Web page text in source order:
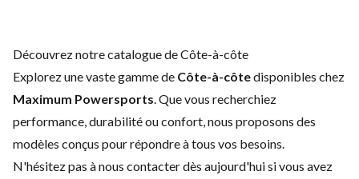
Découvrez notre catalogue de Côte-à-côte
Explorez une vaste gamme de Côte-à-côtedisponibles chez
Maximum Powersports . Que vous recherchiez
performance, durabilité ou confort, nous proposons des
modèles conçus pour répondre à tous vos besoins.
N'hésitez pas ànous contacterdès aujourd'hui si vous avez